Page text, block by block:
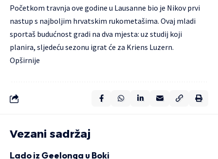
Početkom travnja ove godine u Lausanne bio je Nikov prvi
nastup s najboljim hrvatskim rukometašima. Ovaj mladi
sportaš budućnost gradi na dva mjesta: uz studij koji
planira, sljedeću sezonu igrat će za Kriens Luzern.
Opširnije
Vezani sadržaj
Lado iz Geelonga u Boki